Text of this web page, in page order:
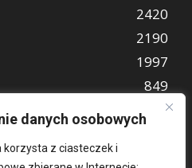
danych osobowych
korzysta z ciasteczek i
2420
2190
1997
849
670